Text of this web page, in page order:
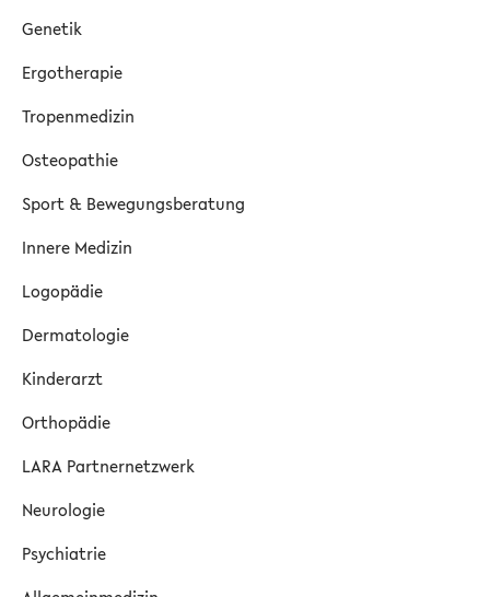
Genetik
Ergotherapie
Tropenmedizin
Osteopathie
Sport & Bewegungsberatung
Innere Medizin
Logopädie
Dermatologie
Kinderarzt
Orthopädie
LARA Partnernetzwerk
Neurologie
Psychiatrie